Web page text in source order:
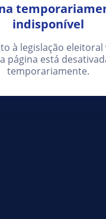
indisponível
à legislação eleitoral
página está
temporariamente.